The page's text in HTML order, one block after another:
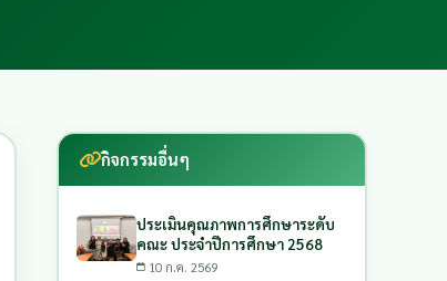
กิจกรรมอื่นๆ
ประเมินคุณภาพการศึกษาระดับ
คณะ ประจำปีการศึกษา 2568
10 ก.ค. 2569